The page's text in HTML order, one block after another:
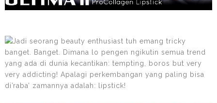
Jadi seorang beauty enthusiast tuh emang tricky
banget. Banget. Dimana lo pengen ngikutin semua trend
yang ada di dunia kecantikan: tempting, boros but very
very addicting! Apalagi perkembangan yang paling bisa
di’raba’ zamannya adalah: lipstick!